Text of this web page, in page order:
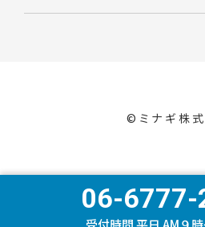
©︎ミナギ株式
06-6777-